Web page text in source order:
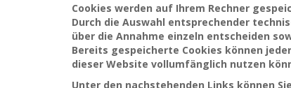
Cookies werden auf Ihrem Rechner
Durch die Auswahl entsprechender
über die Annahme einzeln entscheiden
Bereits gespeicherte Cookies können
dieser Website vollumfänglich nutzen
Unter den nachstehenden Links können